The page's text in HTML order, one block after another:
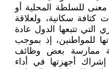
للسلطة المحلية أو
سكانية، ولعلاقة
التي تتبعها الدول عادة
للمواطنين، إذ بموجب
ممارسة بعض وظائف
أجهزتها في أداء